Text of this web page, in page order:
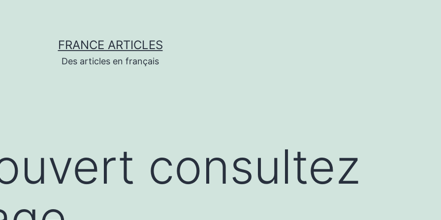
FRANCE ARTICLES
Des articles en français
consultez